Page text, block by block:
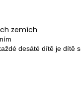
zemích
desáté dítě je dítě s